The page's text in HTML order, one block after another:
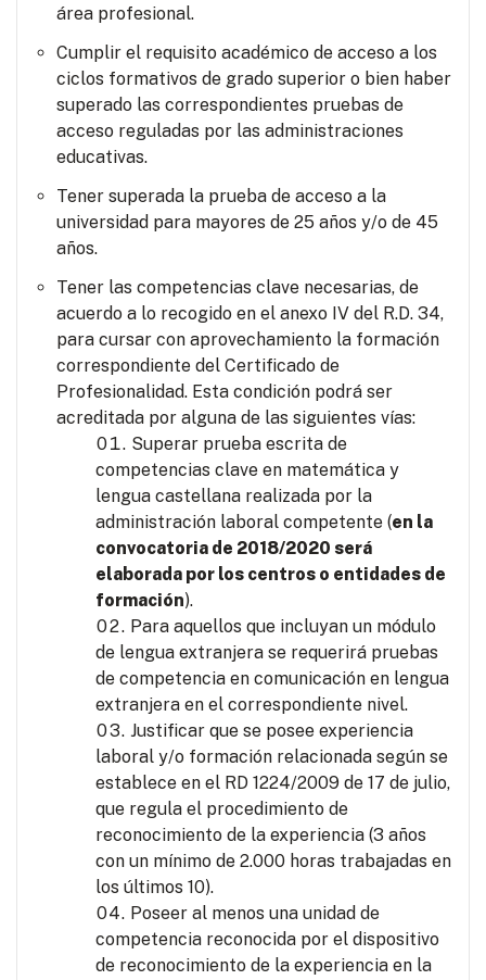
área profesional.
Cumplir el requisito académico de acceso a los
ciclos formativos de grado superior o bien haber
superado las correspondientes pruebas de
acceso reguladas por las administraciones
educativas.
Tener superada la prueba de acceso a la
universidad para mayores de 25 años y/o de 45
años.
Tener las competencias clave necesarias, de
acuerdo a lo recogido en el anexo IV del R.D. 34,
para cursar con aprovechamiento la formación
correspondiente del Certificado de
Profesionalidad. Esta condición podrá ser
acreditada por alguna de las siguientes vías:
Superar prueba escrita de
competencias clave en matemática y
lengua castellana realizada por la
administración laboral competente (en la
convocatoria de 2018/2020 será
elaborada por los centros o entidades de
formación).
Para aquellos que incluyan un módulo
de lengua extranjera se requerirá pruebas
de competencia en comunicación en lengua
extranjera en el correspondiente nivel.
Justificar que se posee experiencia
laboral y/o formación relacionada según se
establece en el RD 1224/2009 de 17 de julio,
que regula el procedimiento de
reconocimiento de la experiencia (3 años
con un mínimo de 2.000 horas trabajadas en
los últimos 10).
Poseer al menos una unidad de
competencia reconocida por el dispositivo
de reconocimiento de la experiencia en la